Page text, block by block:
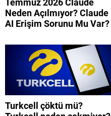
Temmuz 2026 Claude
Neden Açılmıyor? Claude
AI Erişim Sorunu Mu Var?
Turkcell çöktü mü?